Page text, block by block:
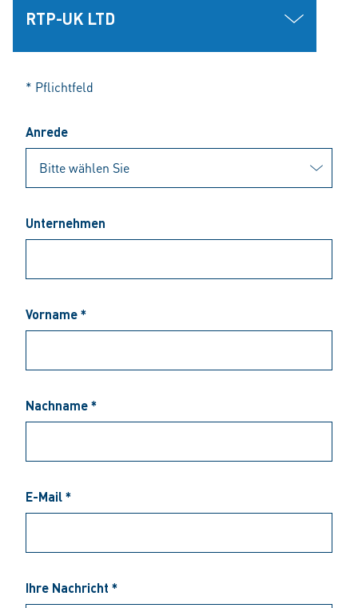
RTP-UK LTD
* Pflichtfeld
Anrede
Unternehmen
Vorname *
Nachname *
E-Mail *
Ihre Nachricht *